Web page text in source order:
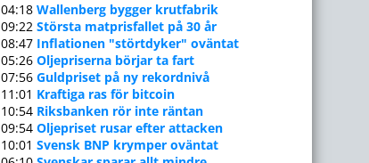
04:18 Wallenberg bygger krutfabrik
09:22 Största matprisfallet på 30 år
08:47 Inflationen "störtdyker" oväntat
05:26 Oljepriserna börjar ta fart
07:56 Guldpriset på ny rekordnivå
11:01 Kraftiga ras för bitcoin
10:54 Riksbanken rör inte räntan
09:54 Oljepriset rusar efter attacken
10:01 Svensk BNP krymper oväntat